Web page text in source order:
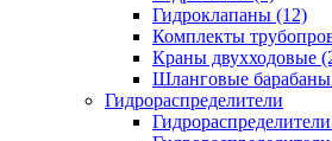
Гидроклапаны (12)
Комплекты
Краны двухходовые
Шланговые
Гидрораспределители